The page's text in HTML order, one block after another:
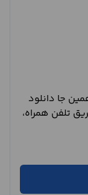
جا دانلود
تلفن همراه،